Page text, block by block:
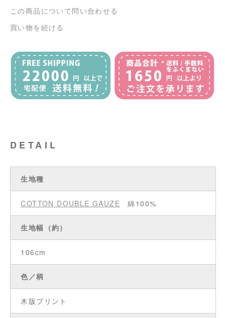
この商品について問い合わせる
買い物を続ける
DETAIL
生地種
COTTON DOUBLE GAUZE 綿100%
生地幅（約）
106cm
色／柄
木版プリント